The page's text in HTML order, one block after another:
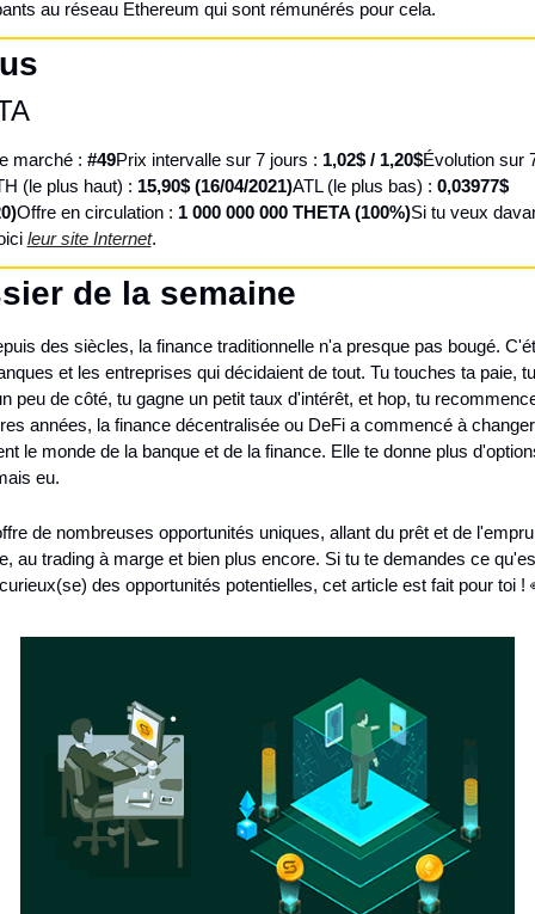
au réseau Ethereum qui sont rémunérés pour cela.
marché : #49Prix intervalle sur 7 jours : 1,02$ / 1,20$Évolution sur
(le plus haut) : 15,90$ (16/04/2021)ATL (le plus bas) : 0,03977$
Offre en circulation : 1 000 000 000 THETA (100%)Si tu veux
leur site Internet.
de la semaine
des siècles, la finance traditionnelle n'a presque pas bougé.
et les entreprises qui décidaient de tout. Tu touches ta paie,
peu de côté, tu gagne un petit taux d'intérêt, et hop, tu
années, la finance décentralisée ou DeFi a commencé à changer
le monde de la banque et de la finance. Elle te donne plus
eu.
de nombreuses opportunités uniques, allant du prêt et de
au trading à marge et bien plus encore. Si tu te demandes ce
des opportunités potentielles, cet article est fait pour toi !